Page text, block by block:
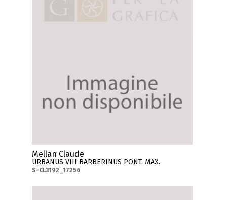
Mellan Claude
URBANUS VIII BARBERINUS PONT. MAX.
S-CL3192_17256